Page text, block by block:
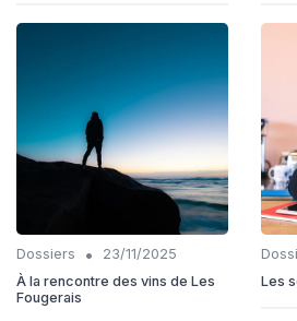
Dossiers •
23/11/2025
À la rencontre des vins de Les
Fougerais
Les